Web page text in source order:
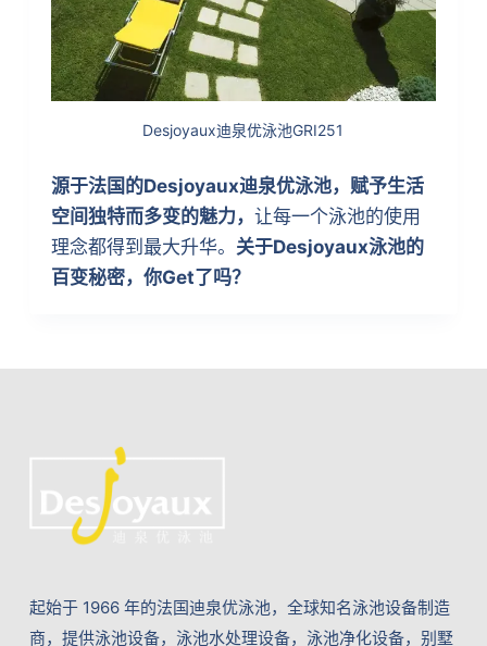
Desjoyaux迪泉优泳池GRI251
源于法国的Desjoyaux迪泉优泳池，赋予生活
空间独特而多变的魅力， 让每一个泳池的使用
理念都得到最大升华。 关于Desjoyaux泳池的
百变秘密，你Get了吗？
起始于 1966 年的法国迪泉优泳池，全球知名泳池设备制造
商，提供泳池设备，泳池水处理设备，泳池净化设备，别墅